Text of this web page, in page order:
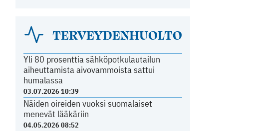
TERVEYDENHUOLTO
Yli 80 prosenttia sähköpotkulautailun
aiheuttamista aivovammoista sattui
humalassa
03.07.2026 10:39
Näiden oireiden vuoksi suomalaiset
menevät lääkäriin
04.05.2026 08:52